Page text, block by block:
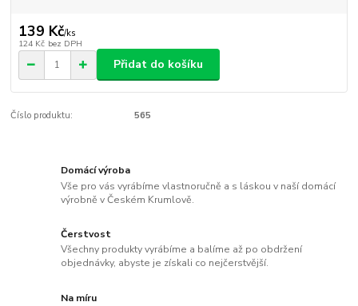
139 Kč/ks
124 Kč bez DPH
Přidat do košíku
Číslo produktu: 565
Domácí výroba
Vše pro vás vyrábíme vlastnoručně a s láskou v naší domácí
výrobně v Českém Krumlově.
Čerstvost
Všechny produkty vyrábíme a balíme až po obdržení
objednávky, abyste je získali co nejčerstvější.
Na míru